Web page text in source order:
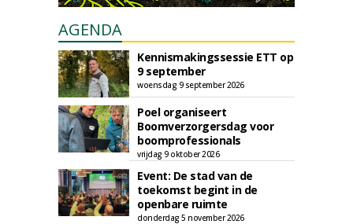
AGENDA
Kennismakingssessie ETT op
9 september
woensdag 9 september 2026
Poel organiseert
Boomverzorgersdag voor
boomprofessionals
vrijdag 9 oktober 2026
Event: De stad van de
toekomst begint in de
openbare ruimte
donderdag 5 november 2026